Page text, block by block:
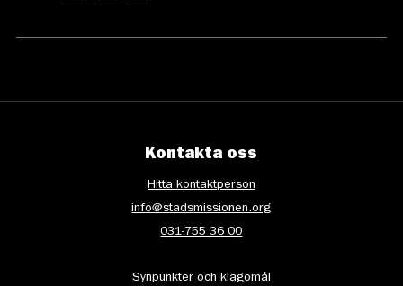
Kontakta oss
Hitta kontaktperson
info@stadsmissionen.org
031-755 36 00
Synpunkter och klagomål